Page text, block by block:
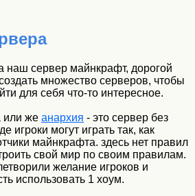
наш сервер майнкрафт, дорогой
множество серверов, чтобы
для себя что-то интересное.
или же анархия - это сервер без
игроки могут играть так, как
майнкрафта. здесь нет правил
свой мир по своим правилам.
желание игроков и
использовать 1 хоум.